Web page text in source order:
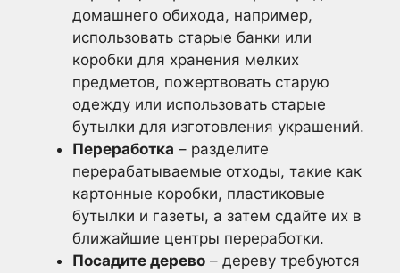
домашнего обихода, например,
использовать старые банки или
коробки для хранения мелких
предметов, пожертвовать старую
одежду или использовать старые
бутылки для изготовления украшений.
Переработка – разделите
перерабатываемые отходы, такие как
картонные коробки, пластиковые
бутылки и газеты, а затем сдайте их в
ближайшие центры переработки.
Посадите дерево – дереву требуются